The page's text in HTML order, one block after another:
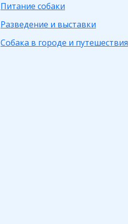
Питание собаки
Разведение и выставки
Собака в городе и путешествия